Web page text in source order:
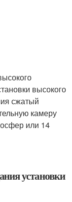
высокого
сжатый
камеру
или 14
установки